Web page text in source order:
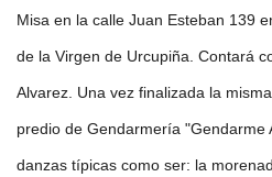
Misa en la calle Juan Esteban 139
de la Virgen de Urcupiña. Contará
Alvarez. Una vez finalizada la
predio de Gendarmería "Gendarme
danzas típicas como ser: la